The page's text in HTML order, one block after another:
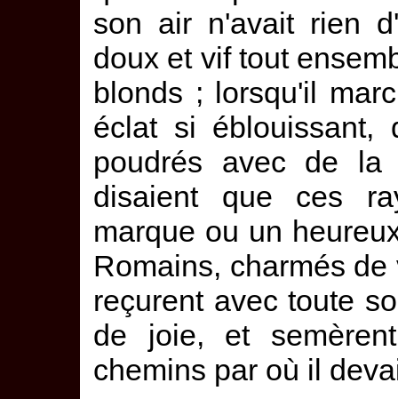
son air n'avait rien
doux et vif tout
blonds ; lorsqu'il
éclat si éblouissant,
poudrés avec de la
disaient que ces
marque ou un
Romains, charmés
reçurent avec toute
de joie, et
chemins par où il